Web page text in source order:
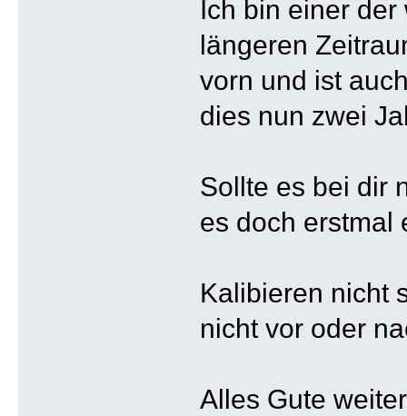
Ich bin einer
längeren
vorn und ist
dies nun zwei
Sollte es bei dir
es doch erstmal
Kalibieren nicht
nicht vor oder
Alles Gute